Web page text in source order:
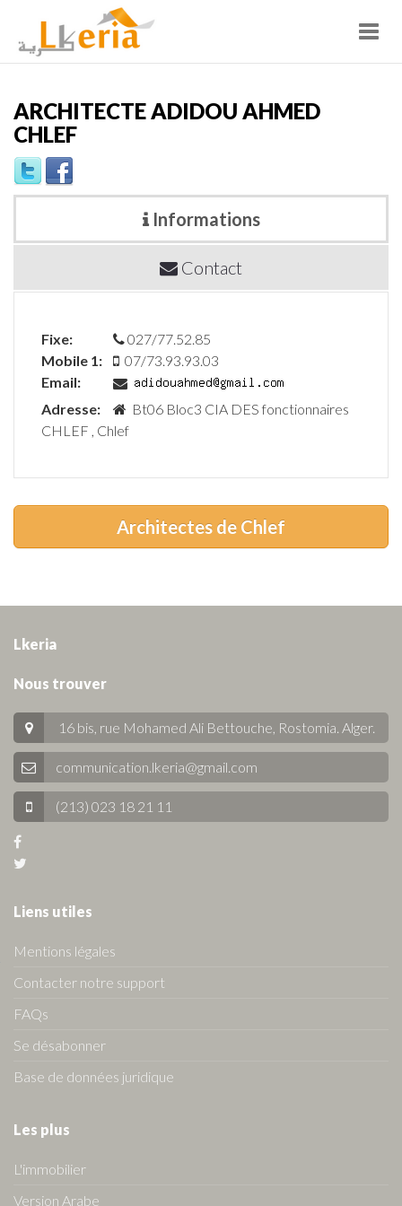
ARCHITECTE ADIDOU AHMED
CHLEF
Informations
Contact
Fixe:
027/77.52.85
Mobile 1:
07/73.93.93.03
Email:
Adresse:
Bt06 Bloc3 CIA DES fonctionnaires
CHLEF , Chlef
Architectes de Chlef
Lkeria
Nous trouver
16 bis, rue Mohamed Ali Bettouche, Rostomia. Alger.
communication.lkeria@gmail.com
(213) 023 18 21 11
Liens utiles
Mentions légales
Contacter notre support
FAQs
Se désabonner
Base de données juridique
Les plus
L'immobilier
Version Arabe